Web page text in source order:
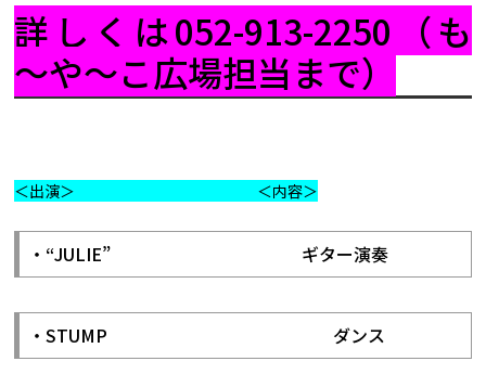
詳しくは052-913-2250（も
～や～こ広場担当まで）
＜出演＞ ＜内容＞
・“JULIE” ギター演奏
・STUMP ダンス